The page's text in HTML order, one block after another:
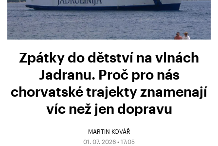
Zpátky do dětství na vlnách
Jadranu. Proč pro nás
chorvatské trajekty znamenají
víc než jen dopravu
MARTIN KOVÁŘ
01. 07. 2026 • 17:05